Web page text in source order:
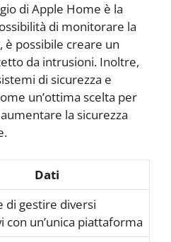
di Apple Home è la
di monitorare la
è possibile creare un
da intrusioni. Inoltre,
di sicurezza e
un’ottima scelta per
la sicurezza
Dati
di gestire diversi
con un’unica piattaforma